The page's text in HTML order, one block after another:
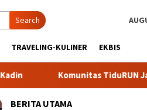
Search
TRAVELING-KULINER EKBIS
Komunitas TiduRUN Jajal Jalur
BERITA UTAMA